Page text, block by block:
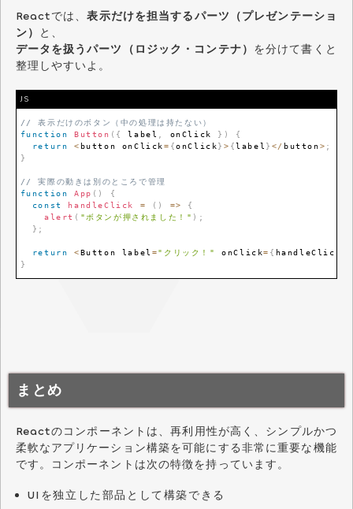
Reactでは、表示だけを担当するパーツ（プレゼンテーショ
ン） と、
データを扱うパーツ（ロジック・コンテナ） を分けて書くと
整理しやすいよ。
JS
// 表示だけのボタン（中の処理は持たない）
function
Button ( { label onClick } )
{
return
< button onClick= {onClick} > {label } </ button> ;
}
// 実際の動きは別のところで管理
function
App ( )
{
const
handleClick = ( ) =>
{
alert ( "ボタンが押されました！" ) ;
} ;
return <Button label ="クリック！" onClick= { handleClick
}
まとめ
Reactのコンポーネントは、再利用性が高く、シンプルかつ
柔軟なアプリケーション構築を可能にする非常に重要な機能
です。コンポーネントは次の特徴を持っています。
UIを独立した部品として構築できる